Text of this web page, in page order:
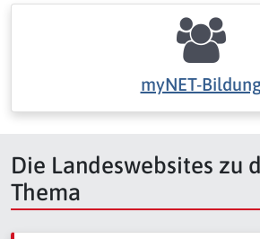
myNET-
Die Landeswebsites zu
Thema